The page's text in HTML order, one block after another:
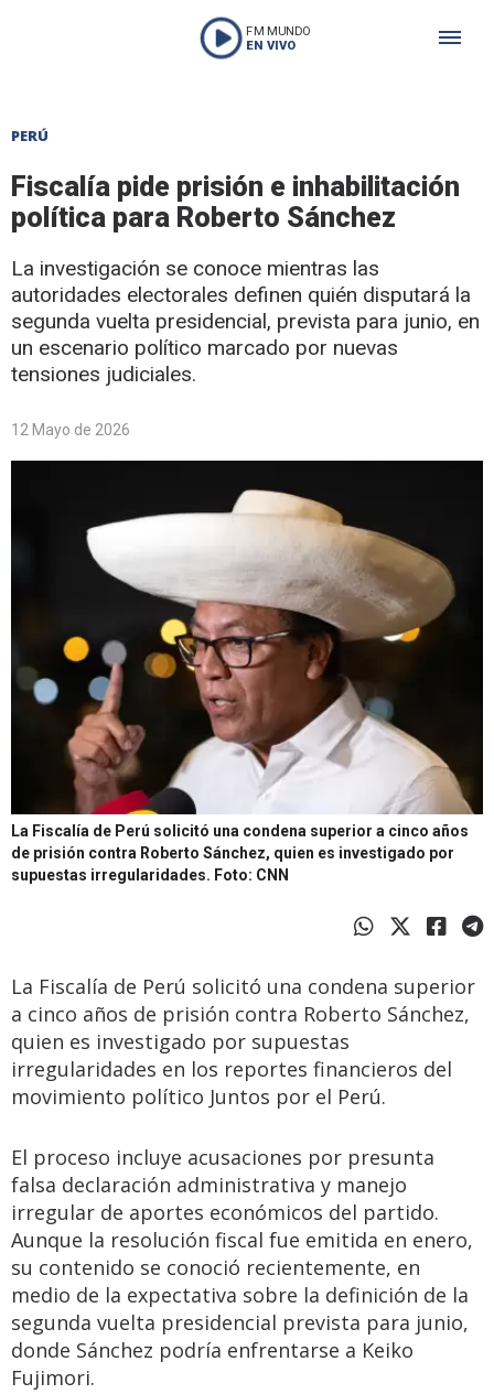
FM MUNDO
EN VIVO
PERÚ
Fiscalía pide prisión e inhabilitación
política para Roberto Sánchez
La investigación se conoce mientras las
autoridades electorales definen quién disputará la
segunda vuelta presidencial, prevista para junio, en
un escenario político marcado por nuevas
tensiones judiciales.
12 Mayo de 2026
La Fiscalía de Perú solicitó una condena superior a cinco años
de prisión contra Roberto Sánchez, quien es investigado por
supuestas irregularidades. Foto: CNN
La Fiscalía de Perú solicitó una condena superior
a cinco años de prisión contra Roberto Sánchez,
quien es investigado por supuestas
irregularidades en los reportes financieros del
movimiento político Juntos por el Perú.
El proceso incluye acusaciones por presunta
falsa declaración administrativa y manejo
irregular de aportes económicos del partido.
Aunque la resolución fiscal fue emitida en enero,
su contenido se conoció recientemente, en
medio de la expectativa sobre la definición de la
segunda vuelta presidencial prevista para junio,
donde Sánchez podría enfrentarse a Keiko
Fujimori.